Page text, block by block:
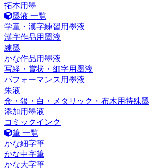
拓本用墨
墨液 一覧
学童・漢字練習用墨液
漢字作品用墨液
練墨
かな作品用墨液
写経・賞状・細字用墨液
パフォーマンス用墨液
朱液
金・銀・白・メタリック・布木用特殊墨
添加用墨液
コミックインク
筆 一覧
かな細字筆
かな中字筆
かな大字筆